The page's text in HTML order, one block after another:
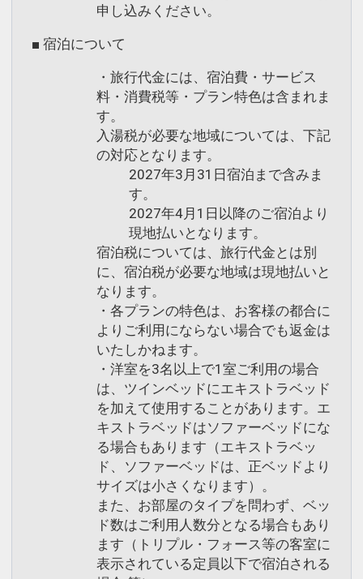
申し込みください。
■ 宿泊について
・旅行代金には、宿泊費・サービス
料・消費税等・プラン特色は含まれま
す。
入湯税が必要な地域については、下記
の対応となります。
2027年3月31日宿泊まで含みま
す。
2027年4月1日以降のご宿泊より
現地払いとなります。
宿泊税については、旅行代金とは別
に、宿泊税が必要な地域は現地払いと
なります。
・各プランの特色は、お客様の都合に
よりご利用にならない場合でも返金は
いたしかねます。
・洋室を3名以上で1室ご利用の場合
は、ツインベッドにエキストラベッド
を加えて使用することがあります。エ
キストラベッドはソファーベッドにな
る場合もあります（エキストラベッ
ド、ソファーベッドは、正ベッドより
サイズは小さくなります）。
また、お部屋のタイプを問わず、ベッ
ド数はご利用人数分となる場合もあり
ます（トリプル・フォース等の客室に
表示されている定員以下で宿泊される